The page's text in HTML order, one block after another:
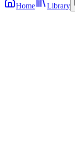
Home Library